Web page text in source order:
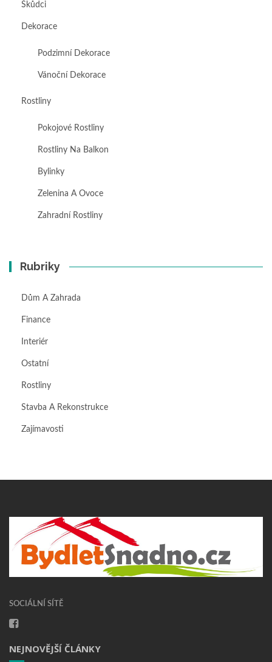
Škůdci
Dekorace
Podzimní Dekorace
Vánoční Dekorace
Rostliny
Pokojové Rostliny
Rostliny Na Balkon
Bylinky
Zelenina A Ovoce
Zahradní Rostliny
Rubriky
Dům A Zahrada
Finance
Interiér
Ostatní
Rostliny
Stavba A Rekonstrukce
Zajímavosti
SOCIÁLNÍ SÍTĚ
NEJNOVĚJŠÍ ČLÁNKY